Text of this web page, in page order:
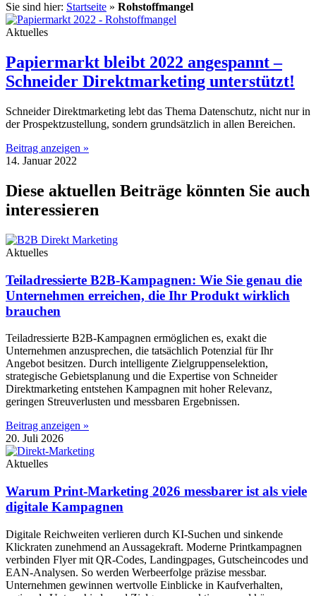
Sie sind hier: Startseite » Rohstoffmangel
Aktuelles
Papiermarkt bleibt 2022 angespannt –
Schneider Direktmarketing unterstützt!
Schneider Direktmarketing lebt das Thema Datenschutz, nicht nur in
der Prospektzustellung, sondern grundsätzlich in allen Bereichen.
Beitrag anzeigen »
14. Januar 2022
Diese aktuellen Beiträge könnten Sie auch
interessieren
Aktuelles
Teiladressierte B2B-Kampagnen: Wie Sie genau die
Unternehmen erreichen, die Ihr Produkt wirklich
brauchen
Teiladressierte B2B-Kampagnen ermöglichen es, exakt die
Unternehmen anzusprechen, die tatsächlich Potenzial für Ihr
Angebot besitzen. Durch intelligente Zielgruppenselektion,
strategische Gebietsplanung und die Expertise von Schneider
Direktmarketing entstehen Kampagnen mit hoher Relevanz,
geringen Streuverlusten und messbaren Ergebnissen.
Beitrag anzeigen »
20. Juli 2026
Aktuelles
Warum Print-Marketing 2026 messbarer ist als viele
digitale Kampagnen
Digitale Reichweiten verlieren durch KI-Suchen und sinkende
Klickraten zunehmend an Aussagekraft. Moderne Printkampagnen
verbinden Flyer mit QR-Codes, Landingpages, Gutscheincodes und
EAN-Analysen. So werden Werbeerfolge präzise messbar.
Unternehmen gewinnen wertvolle Einblicke in Kaufverhalten,